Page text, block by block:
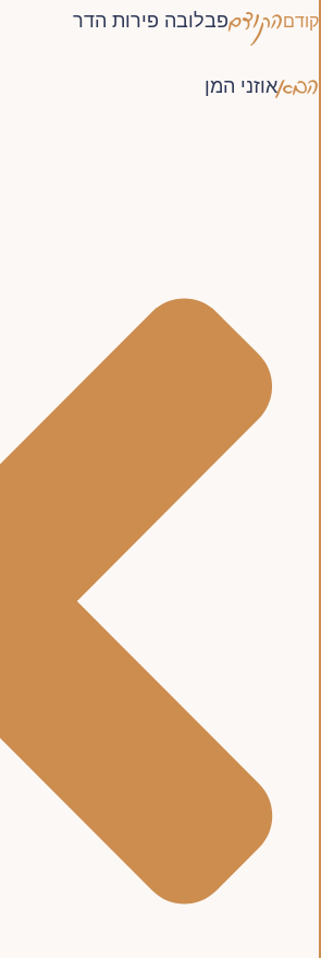
קודםהקודםפבלובה פירות הדר
הבאאוזני המן